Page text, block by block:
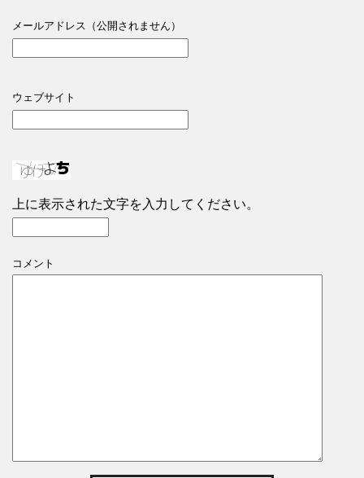
メールアドレス（公開されません）
ウェブサイト
上に表示された文字を入力してください。
コメント